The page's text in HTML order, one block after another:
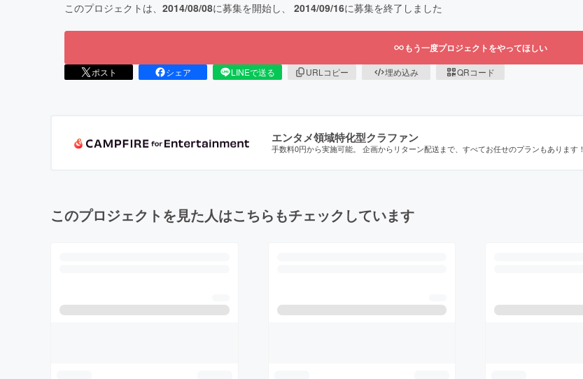
このプロジェクトは、 2014/08/08に募集を開始し、 2014/09/16に募集を終了しました
もう一度プロジェクトをやってほしい
ポスト シェア LINEで送る URLコピー 埋め込み QRコード
エンタメ領域特化型クラファン
手数料0円から実施可能。 企画からリターン配送まで、すべてお任せのプランもあります！
このプロジェクトを見た人はこちらもチェックしています